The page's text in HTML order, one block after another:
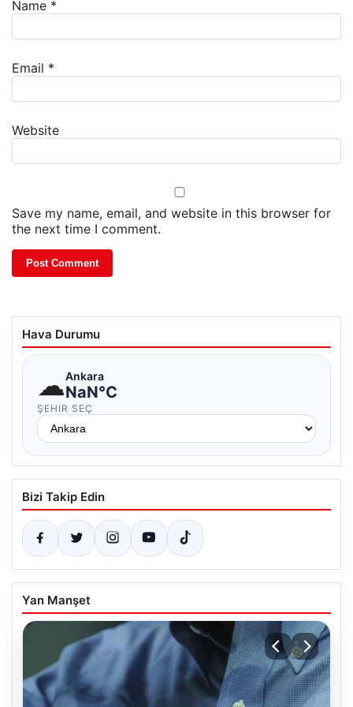
Name *
Email *
Website
Save my name, email, and website in this browser for
the next time I comment.
Hava Durumu
☁Ankara
NaN°C
ŞEHIR SEÇ
Bizi Takip Edin
Yan Manşet